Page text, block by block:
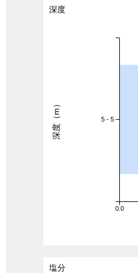
深度
0.0
5 - 5
深度（m）
塩分